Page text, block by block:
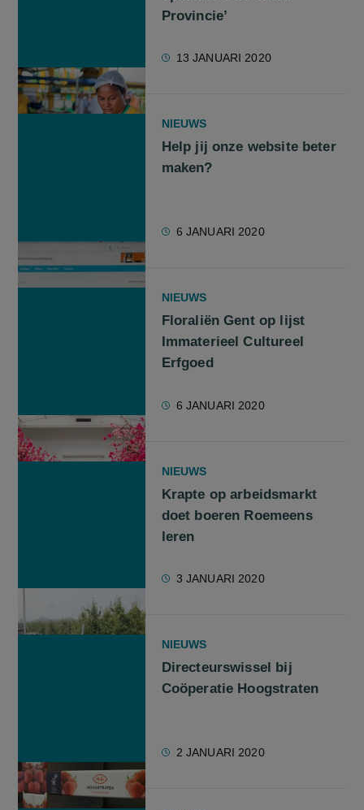
Provincie’
13 JANUARI 2020
NIEUWS
Help jij onze website beter
maken?
6 JANUARI 2020
NIEUWS
Floraliën Gent op lijst
Immaterieel Cultureel
Erfgoed
6 JANUARI 2020
NIEUWS
Krapte op arbeidsmarkt
doet boeren Roemeens
leren
3 JANUARI 2020
NIEUWS
Directeurswissel bij
Coöperatie Hoogstraten
2 JANUARI 2020